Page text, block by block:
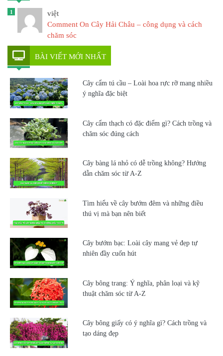
1
việt
Comment On Cây Hải Châu – công dụng và cách
chăm sóc
BÀI VIẾT MỚI NHẤT
Cây cẩm tú cầu – Loài hoa rực rỡ mang nhiều
ý nghĩa đặc biệt
Cây cẩm thạch có đặc điểm gì? Cách trồng và
chăm sóc đúng cách
Cây bàng lá nhỏ có dễ trồng không? Hướng
dẫn chăm sóc từ A-Z
Tìm hiểu về cây bướm đêm và những điều
thú vị mà bạn nên biết
Cây bướm bạc: Loài cây mang vẻ đẹp tự
nhiên đầy cuốn hút
Cây bông trang: Ý nghĩa, phân loại và kỹ
thuật chăm sóc từ A-Z
Cây bông giấy có ý nghĩa gì? Cách trồng và
tạo dáng đẹp